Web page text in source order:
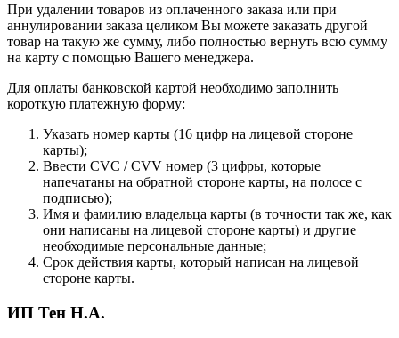
При удалении товаров из оплаченного заказа или при
аннулировании заказа целиком Вы можете заказать другой
товар на такую же сумму, либо полностью вернуть всю сумму
на карту с помощью Вашего менеджера.
Для оплаты банковской картой необходимо заполнить
короткую платежную форму:
Указать номер карты (16 цифр на лицевой стороне
карты);
Ввести CVC / CVV номер (3 цифры, которые
напечатаны на обратной стороне карты, на полосе с
подписью);
Имя и фамилию владельца карты (в точности так же, как
они написаны на лицевой стороне карты) и другие
необходимые персональные данные;
Срок действия карты, который написан на лицевой
стороне карты.
ИП Тен Н.А.